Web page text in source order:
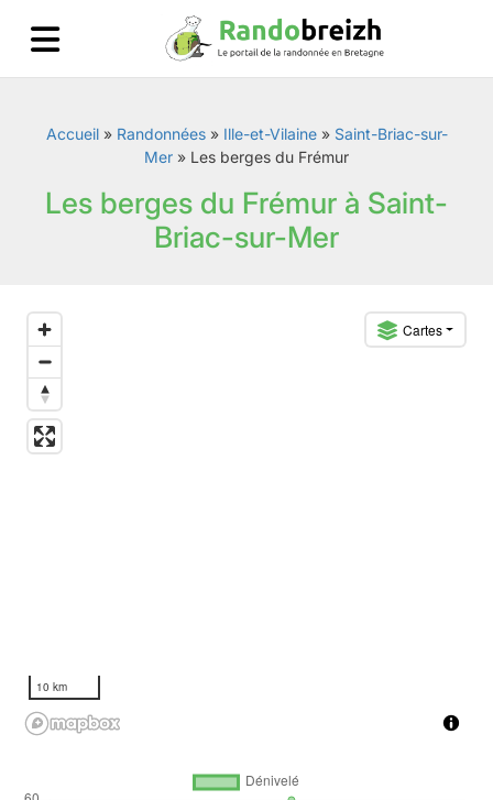
Accueil» Randonnées» Ille-et-Vilaine» Saint-Briac-sur-
Mer » Les berges du Frémur
Les berges du Frémur à Saint-
Briac-sur-Mer
Cartes
10 km